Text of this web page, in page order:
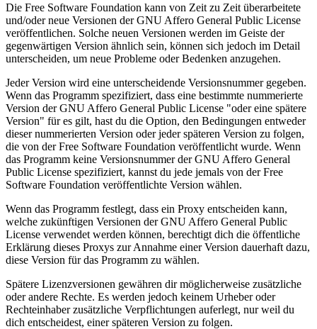
Die Free Software Foundation kann von Zeit zu Zeit überarbeitete
und/oder neue Versionen der GNU Affero General Public License
veröffentlichen. Solche neuen Versionen werden im Geiste der
gegenwärtigen Version ähnlich sein, können sich jedoch im Detail
unterscheiden, um neue Probleme oder Bedenken anzugehen.
Jeder Version wird eine unterscheidende Versionsnummer gegeben.
Wenn das Programm spezifiziert, dass eine bestimmte nummerierte
Version der GNU Affero General Public License "oder eine spätere
Version" für es gilt, hast du die Option, den Bedingungen entweder
dieser nummerierten Version oder jeder späteren Version zu folgen,
die von der Free Software Foundation veröffentlicht wurde. Wenn
das Programm keine Versionsnummer der GNU Affero General
Public License spezifiziert, kannst du jede jemals von der Free
Software Foundation veröffentlichte Version wählen.
Wenn das Programm festlegt, dass ein Proxy entscheiden kann,
welche zukünftigen Versionen der GNU Affero General Public
License verwendet werden können, berechtigt dich die öffentliche
Erklärung dieses Proxys zur Annahme einer Version dauerhaft dazu,
diese Version für das Programm zu wählen.
Spätere Lizenzversionen gewähren dir möglicherweise zusätzliche
oder andere Rechte. Es werden jedoch keinem Urheber oder
Rechteinhaber zusätzliche Verpflichtungen auferlegt, nur weil du
dich entscheidest, einer späteren Version zu folgen.